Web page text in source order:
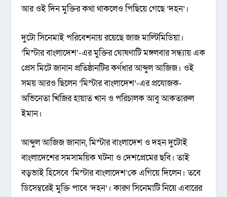
আর ওই দিন মুক্তির কথা থাকলেও পিছিয়ে গেছে ‘দহন’।
দুটো সিনেমাই পরিবেশনায় রয়েছে জাজ মাল্টিমিডিয়া।
‘মিস্টার বাংলাদেশ’-এর মুক্তির ঘোষণাটি মঙ্গলবার সন্ধ্যায় এক
প্রেস মিটে জানান প্রতিষ্ঠানটির কর্ণধার আব্দুল আজিজ। ওই
সময় আরও ছিলেন ‌‘মিস্টার বাংলাদেশ’-এর প্রযোজক-
অভিনেতা খিজির হায়াত খান ও পরিচালক আবু আকতারুল
ইমান।
আব্দুল আজিজ জানান, মিস্টার বাংলাদেশ ও দহন দুটোই
বাংলাদেশের সমসাময়িক ঘটনা ও দেশপ্রেমের ছবি। তাই
বড়ভাই হিসেবে ‘মিস্টার বাংলাদেশ’কে এগিয়ে দিলেন। তবে
ডিসেম্বরেই মুক্তি পাবে ‘দহন’। কারণ সিনেমাটি নিয়ে এবারের